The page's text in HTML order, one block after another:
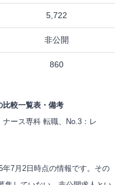
5,722
非公開
860
比較一覧表・備考
ース専科 転職、No.3：レ
年7月2日時点の情報です。その